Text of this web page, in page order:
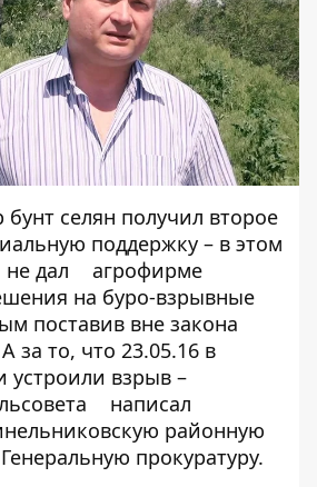
бунт селян получил второе
поддержку – в этом
не дал
агрофирме
на буро-взрывные
поставив вне закона
за то, что 23.05.16 в
устроили взрыв –
написал
районную
прокуратуру.